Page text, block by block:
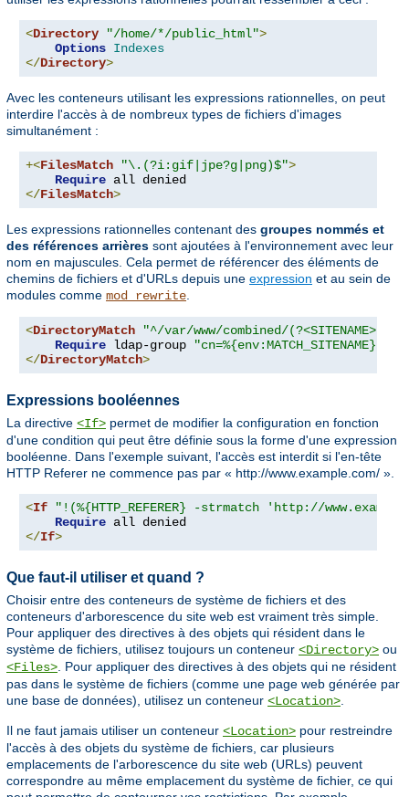
<Directory "/home/*/public_html">
Options Indexes
</Directory>
Avec les conteneurs utilisant les expressions rationnelles, on peut
interdire l'accès à de nombreux types de fichiers d'images
simultanément :
+<FilesMatch "\.(?i:gif|jpe?g|png)$">
Require
</FilesMatch>
Les expressions rationnelles contenant des groupes nommés et
des références arrières sont ajoutées à l'environnement avec leur
nom en majuscules. Cela permet de référencer des éléments de
chemins de fichiers et d'URLs depuis une expression et au sein de
modules comme mod_rewrite
<DirectoryMatch
"^/var/www/combined/(?<SITENAME>[^/
Require ldap-group
</DirectoryMatch>
Expressions booléennes
La directive <If> permet de modifier la configuration en fonction
d'une condition qui peut être définie sous la forme d'une expression
booléenne. Dans l'exemple suivant, l'accès est interdit si l'en-tête
HTTP Referer ne commence pas par « http://www.example.com/ ».
<If
"!(%{HTTP_REFERER} -strmatch 'http://
Require
</If>
Que faut-il utiliser et quand ?
Choisir entre des conteneurs de système de fichiers et des
conteneurs d'arborescence du site web est vraiment très simple.
Pour appliquer des directives à des objets qui résident dans le
système de fichiers, utilisez toujours un conteneur <Directory> ou
<Files>. Pour appliquer des directives à des objets qui ne résident
pas dans le système de fichiers (comme une page web générée par
une base de données), utilisez un conteneur <Location>.
Il ne faut jamais utiliser un conteneur <Location> pour restreindre
l'accès à des objets du système de fichiers, car plusieurs
emplacements de l'arborescence du site web (URLs) peuvent
correspondre au même emplacement du système de fichier, ce qui